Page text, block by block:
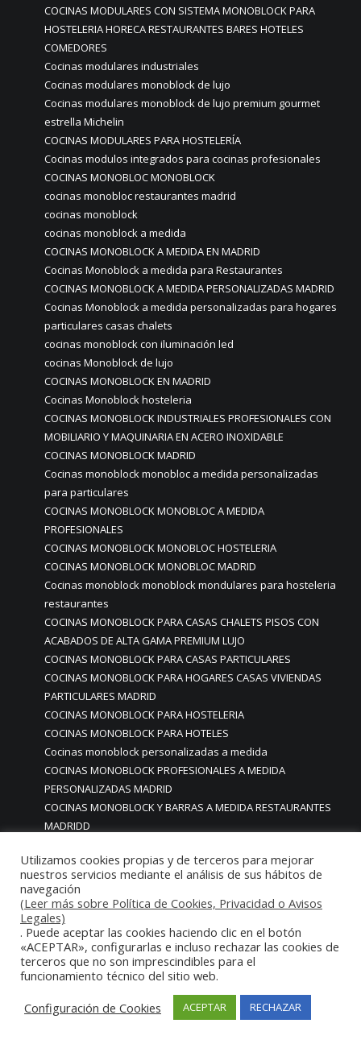
COCINAS MODULARES CON SISTEMA MONOBLOCK PARA
HOSTELERIA HORECA RESTAURANTES BARES HOTELES
COMEDORES
Cocinas modulares industriales
Cocinas modulares monoblock de lujo
Cocinas modulares monoblock de lujo premium gourmet
estrella Michelin
COCINAS MODULARES PARA HOSTELERÍA
Cocinas modulos integrados para cocinas profesionales
COCINAS MONOBLOC MONOBLOCK
cocinas monobloc restaurantes madrid
cocinas monoblock
cocinas monoblock a medida
COCINAS MONOBLOCK A MEDIDA EN MADRID
Cocinas Monoblock a medida para Restaurantes
COCINAS MONOBLOCK A MEDIDA PERSONALIZADAS MADRID
Cocinas Monoblock a medida personalizadas para hogares
particulares casas chalets
cocinas monoblock con iluminación led
cocinas Monoblock de lujo
COCINAS MONOBLOCK EN MADRID
Cocinas Monoblock hosteleria
COCINAS MONOBLOCK INDUSTRIALES PROFESIONALES CON
MOBILIARIO Y MAQUINARIA EN ACERO INOXIDABLE
COCINAS MONOBLOCK MADRID
Cocinas monoblock monobloc a medida personalizadas
para particulares
COCINAS MONOBLOCK MONOBLOC A MEDIDA
PROFESIONALES
COCINAS MONOBLOCK MONOBLOC HOSTELERIA
COCINAS MONOBLOCK MONOBLOC MADRID
Cocinas monoblock monoblock mondulares para hosteleria
restaurantes
COCINAS MONOBLOCK PARA CASAS CHALETS PISOS CON
ACABADOS DE ALTA GAMA PREMIUM LUJO
COCINAS MONOBLOCK PARA CASAS PARTICULARES
COCINAS MONOBLOCK PARA HOGARES CASAS VIVIENDAS
PARTICULARES MADRID
COCINAS MONOBLOCK PARA HOSTELERIA
COCINAS MONOBLOCK PARA HOTELES
Cocinas monoblock personalizadas a medida
COCINAS MONOBLOCK PROFESIONALES A MEDIDA
PERSONALIZADAS MADRID
COCINAS MONOBLOCK Y BARRAS A MEDIDA RESTAURANTES
MADRIDD
COCINAS PARA COMEDORES EMPRESAS
cocinas para comedores escolares
COCINAS PARA FOODTRUCKS FOOD TRUCK
COCINAS PARA HOSTELERÍA O PARA HOGARES
PARTICULARES
COCINAS PARA HOTELES BUFFETS
COCINAS PARA PARTICULARES Y HOSTELERIA
COCINAS PARA RESTAURANTES
COCINAS PARA RESTAURANTES HOTELES EN MADRID
Utilizamos cookies propias y de terceros para mejorar
nuestros servicios mediante el análisis de sus hábitos de
navegación
(Leer más sobre Política de Cookies, Privacidad o Avisos
Legales)
. Puede aceptar las cookies haciendo clic en el botón
«ACEPTAR», configurarlas e incluso rechazar las cookies de
terceros que no son imprescindibles para el
funcionamiento técnico del sitio web.
Configuración de Cookies
ACEPTAR RECHAZAR